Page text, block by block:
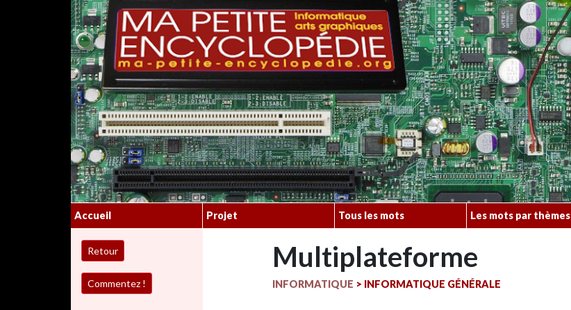
Accueil Projet Tous les mots Les mots par thèmes
Multiplateforme
INFORMATIQUE > INFORMATIQUE GÉNÉRALE